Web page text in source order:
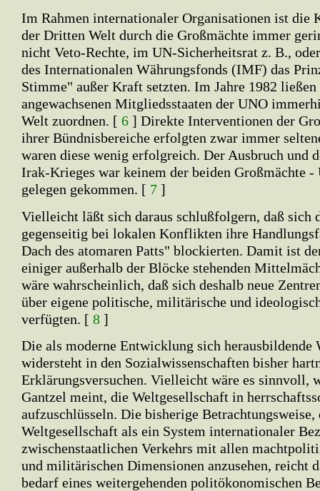
Im Rahmen internationaler Organisationen ist die
der Dritten Welt durch die Großmächte immer
nicht Veto-Rechte, im UN-Sicherheitsrat z. B.,
des Internationalen Währungsfonds (IMF) das
Stimme" außer Kraft setzten. Im Jahre 1982
angewachsenen Mitgliedsstaaten der UNO
Welt zuordnen. [ 6 ] Direkte Interventionen der
ihrer Bündnisbereiche erfolgten zwar immer
waren diese wenig erfolgreich. Der Ausbruch und
Irak-Krieges war keinem der beiden Großmächte -
gelegen gekommen. [ 7 ]
Vielleicht läßt sich daraus schlußfolgern, daß sich
gegenseitig bei lokalen Konflikten ihre
Dach des atomaren Patts" blockierten. Damit ist
einiger außerhalb der Blöcke stehenden
wäre wahrscheinlich, daß sich deshalb neue
über eigene politische, militärische und
verfügten. [ 8 ]
Die als moderne Entwicklung sich herausbildende
widersteht in den Sozialwissenschaften bisher
Erklärungsversuchen. Vielleicht wäre es sinnvoll,
Gantzel meint, die Weltgesellschaft in
aufzuschlüsseln. Die bisherige Betrachtungsweise,
Weltgesellschaft als ein System internationaler
zwischenstaatlichen Verkehrs mit allen
und militärischen Dimensionen anzusehen, reicht
bedarf eines weitergehenden politökonomischen